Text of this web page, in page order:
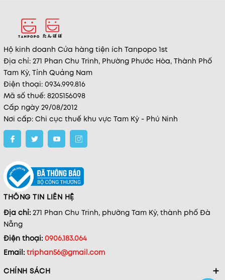
Hộ kinh doanh Cửa hàng tiện ích Tanpopo 1st
Địa chỉ: 271 Phan Chu Trinh, Phường Phước Hòa, Thành Phố
Tam Kỳ, Tỉnh Quảng Nam
Điện thoại: 0934.999.816
Mã số thuế: 8205156098
Cấp ngày 29/08/2012
Nơi cấp: Chi cục thuế khu vực Tam Kỳ - Phú Ninh
THÔNG TIN LIÊN HỆ
Địa chỉ: 271 Phan Chu Trinh, phường Tam Kỳ, thành phố Đà
Nẵng
Điện thoại: 0906.183.064
Email: triphan56@gmail.com
CHÍNH SÁCH